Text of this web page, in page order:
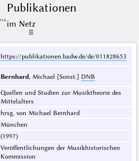
Publikationen
im Netz
☰
https://publikationen.badw.de/de/011828653
Bernhard, Michael [Sonst.] DNB
Quellen und Studien zur Musiktheorie des
Mittelalters
hrsg. von Michael Bernhard
München
(1997)
Veröffentlichungen der Musikhistorischen
Kommission